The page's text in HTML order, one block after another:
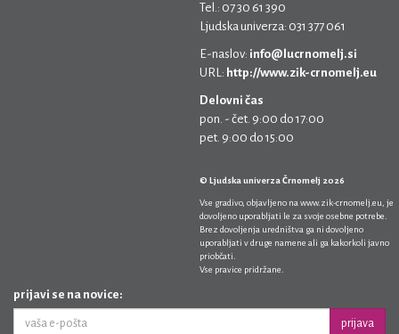
Tel.: 07 30 61 390
Ljudska univerza: 031 377 061
E-naslov: info@lucrnomelj.si
URL: http://www.zik-crnomelj.eu
Delovni čas
pon. - čet. 9:00 do 17:00
pet. 9:00 do 15:00
© Ljudska univerza Črnomelj 2026
Vse gradivo, objavljeno na www.zik-crnomelj.eu , je
dovoljeno uporabljati le za svoje osebne potrebe.
Brez dovoljenja uredništva ga ni dovoljeno
uporabljati v druge namene ali ga kakorkoli javno
priobčati.
Vse pravice pridržane.
prijavi se na novice:
prijava